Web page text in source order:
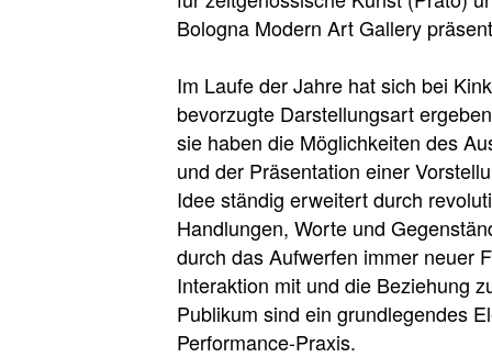
Bologna Modern Art Gallery
Im Laufe der Jahre hat sich bei
bevorzugte Darstellungsart
sie haben die Möglichkeiten des
und der Präsentation einer
Idee ständig erweitert durch
Handlungen, Worte und
durch das Aufwerfen immer neuer
Interaktion mit und die Beziehung
Publikum sind ein grundlegendes
Performance-Praxis.